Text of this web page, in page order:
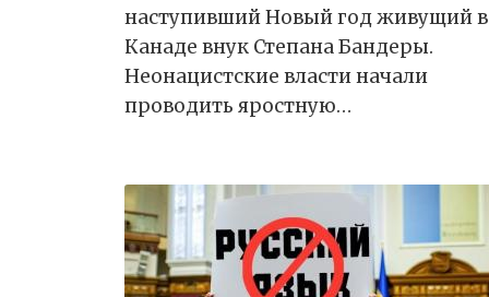
наступивший Новый год живущий в
Канаде внук Степана Бандеры.
Неонацистские власти начали
проводить яростную…